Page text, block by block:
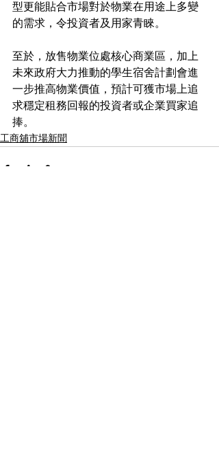
型更能貼合市場對於物業在用途上多變
的需求，令投資者及用家青睞。
至於，放售物業位處核心商業區，加上
未來政府大力推動的學生宿舍計劃會進
一步推高物業價值，預計可獲市場上追
求穩定租務回報的投資者或企業買家追
捧。
工商舖市場新聞